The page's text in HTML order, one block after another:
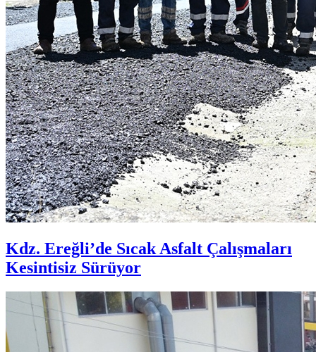
Kdz. Ereğli’de Sıcak Asfalt Çalışmaları
Kesintisiz Sürüyor